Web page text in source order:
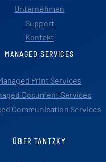
Unternehmen
Support
Kontakt
MANAGED SERVICES
Print Services
Document Services
Communication Services
ÜBER TANTZKY